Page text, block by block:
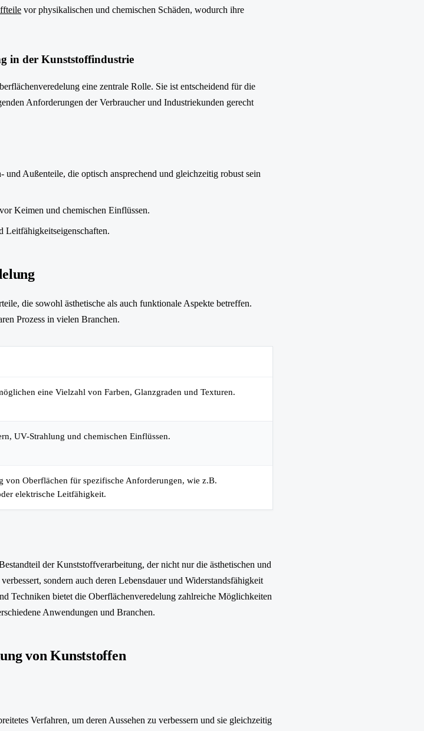
vor physikalischen und chemischen Schäden, wodurch ihre
in der Kunststoffindustrie
eine zentrale Rolle. Sie ist entscheidend für die
Anforderungen der Verbraucher und Industriekunden gerecht
und Außenteile, die optisch ansprechend und gleichzeitig robust sein
Keimen und chemischen Einflüssen.
Leitfähigkeitseigenschaften.
die sowohl ästhetische als auch funktionale Aspekte betreffen.
Prozess in vielen Branchen.
eine Vielzahl von Farben, Glanzgraden und Texturen.
UV-Strahlung und chemischen Einflüssen.
von Oberflächen für spezifische Anforderungen, wie z.B.
elektrische Leitfähigkeit.
der Kunststoffverarbeitung, der nicht nur die ästhetischen und
sondern auch deren Lebensdauer und Widerstandsfähigkeit
Techniken bietet die Oberflächenveredelung zahlreiche Möglichkeiten
Anwendungen und Branchen.
von Kunststoffen
Verfahren, um deren Aussehen zu verbessern und sie gleichzeitig